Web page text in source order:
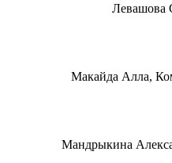
Левашова
Макайда Алла,
Мандрыкина